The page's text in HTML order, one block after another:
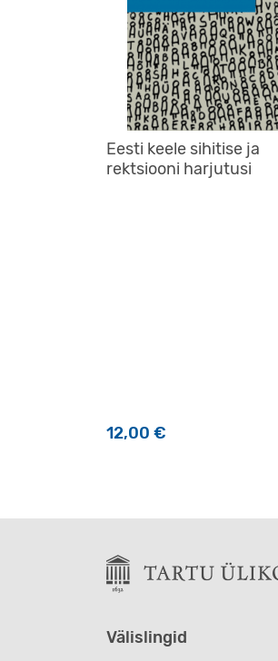
Eesti keele sihitise ja
rektsiooni harjutusi
12,00 €
Välislingid